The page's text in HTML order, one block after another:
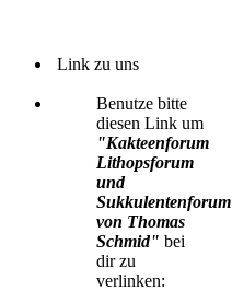
Link zu uns
Benutze bitte
diesen Link um
"Kakteenforum
Lithopsforum
und
Sukkulentenforum
von Thomas
Schmid" bei
dir zu
verlinken: